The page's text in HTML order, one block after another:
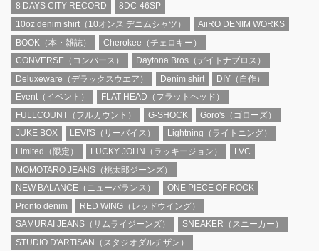
8 DAYS CITY RECORD
8DC-46SP
10oz denim shirt（10オンス デニムシャツ）
AiiRO DENIM WORKS
BOOK（本・雑誌）
Cherokee（チェロキー）
CONVERSE（コンバース）
Daytona Bros（デイトナブロス）
Deluxeware（デラックスウエア）
Denim shirt
DIY（自作）
Event（イベント）
FLAT HEAD（フラットヘッド）
FULLCOUNT（フルカウント）
G-SHOCK
Goro's（ゴローズ）
JUKE BOX
LEVI'S（リーバイス）
Lightning（ライトニング）
Limited（限定）
LUCKY JOHN（ラッキージョン）
LVC
MOMOTARO JEANS（桃太郎ジーンズ）
NEW BALANCE（ニューバランス）
ONE PIECE OF ROCK
Pronto denim
RED WING（レッドウイング）
SAMURAI JEANS（サムライジーンズ）
SNEAKER（スニーカー）
STUDIO D'ARTISAN（スタジオダルチザン）